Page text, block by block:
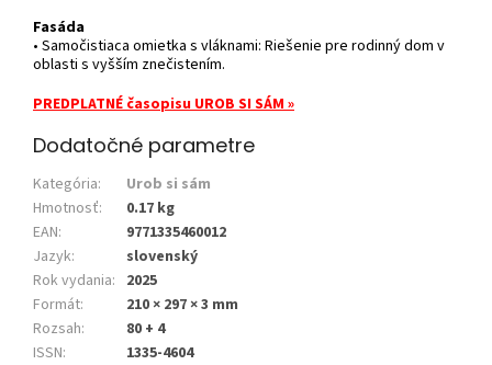
Fasáda
• Samočistiaca omietka s vláknami: Riešenie pre rodinný dom v
oblasti s vyšším znečistením.
PREDPLATNÉ časopisu UROB SI SÁM »
Dodatočné parametre
Kategória:
Urob si sám
Hmotnosť:
0.17 kg
EAN:
9771335460012
Jazyk:
slovenský
Rok vydania: 2025
Formát:
210 × 297 × 3 mm
Rozsah:
80 + 4
ISSN: 1335-4604